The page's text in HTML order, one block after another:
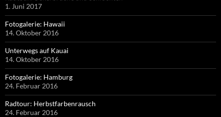
1. Juni 2017
Fotogalerie: Hawaii
14. Oktober 2016
Unterwegs auf Kauai
14. Oktober 2016
Fotogalerie: Hamburg
24. Februar 2016
Radtour: Herbstfarbenrausch
24. Februar 2016